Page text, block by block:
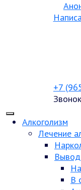
+7
Алкоголизм
Лечение
В